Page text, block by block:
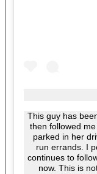
This guy has
then followed
parked in her
run errands. I
continues to
now. This is